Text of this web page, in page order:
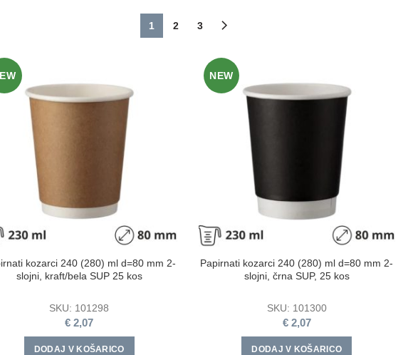
1 2 3
kozarci 240 (280) ml d=80 mm 2-
slojni, kraft/bela SUP 25 kos
SKU: 101298
€2,07
DODAJ V KOŠARICO
NEW
Papirnati kozarci 240 (280) ml d=80 mm 2-
slojni, črna SUP, 25 kos
SKU: 101300
€ 2,07
DODAJ V KOŠARICO